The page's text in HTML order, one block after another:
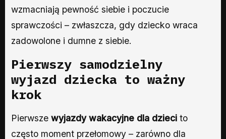
wzmacniają pewność siebie i poczucie
sprawczości – zwłaszcza, gdy dziecko wraca
zadowolone i dumne z siebie.
Pierwszy samodzielny
wyjazd dziecka to ważny
krok
Pierwsze wyjazdy wakacyjne dla dzieci to
często moment przełomowy – zarówno dla